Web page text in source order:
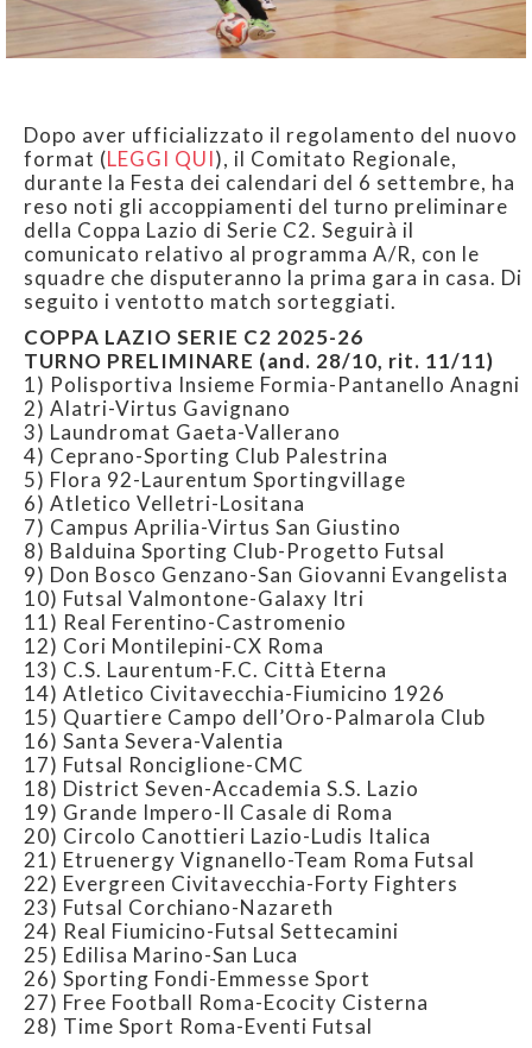
Dopo aver ufficializzato il regolamento del nuovo
format (LEGGI QUI), il Comitato Regionale,
durante la Festa dei calendari del 6 settembre, ha
reso noti gli accoppiamenti del turno preliminare
della Coppa Lazio di Serie C2. Seguirà il
comunicato relativo al programma A/R, con le
squadre che disputeranno la prima gara in casa. Di
seguito i ventotto match sorteggiati.
COPPA LAZIO SERIE C2 2025-26
TURNO PRELIMINARE (and. 28/10, rit. 11/11)
1) Polisportiva Insieme Formia-Pantanello Anagni
2) Alatri-Virtus Gavignano
3) Laundromat Gaeta-Vallerano
4) Ceprano-Sporting Club Palestrina
5) Flora 92-Laurentum Sportingvillage
6) Atletico Velletri-Lositana
7) Campus Aprilia-Virtus San Giustino
8) Balduina Sporting Club-Progetto Futsal
9) Don Bosco Genzano-San Giovanni Evangelista
10) Futsal Valmontone-Galaxy Itri
11) Real Ferentino-Castromenio
12) Cori Montilepini-CX Roma
13) C.S. Laurentum-F.C. Città Eterna
14) Atletico Civitavecchia-Fiumicino 1926
15) Quartiere Campo dell’Oro-Palmarola Club
16) Santa Severa-Valentia
17) Futsal Ronciglione-CMC
18) District Seven-Accademia S.S. Lazio
19) Grande Impero-Il Casale di Roma
20) Circolo Canottieri Lazio-Ludis Italica
21) Etruenergy Vignanello-Team Roma Futsal
22) Evergreen Civitavecchia-Forty Fighters
23) Futsal Corchiano-Nazareth
24) Real Fiumicino-Futsal Settecamini
25) Edilisa Marino-San Luca
26) Sporting Fondi-Emmesse Sport
27) Free Football Roma-Ecocity Cisterna
28) Time Sport Roma-Eventi Futsal